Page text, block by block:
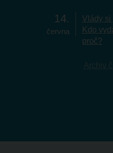
14
června
Vlády si
Kdo
proč?